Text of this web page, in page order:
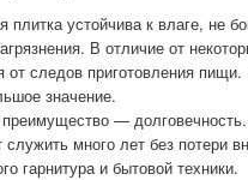
плитка устойчива к влаге, не
В отличие от
от следов приготовления
значение.
—
много лет без потери
гарнитура и бытовой техники.